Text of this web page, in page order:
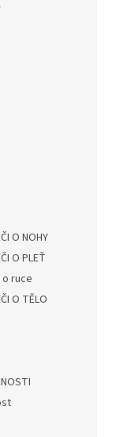
O NOHY
O PLEŤ
ruce
O TĚLO